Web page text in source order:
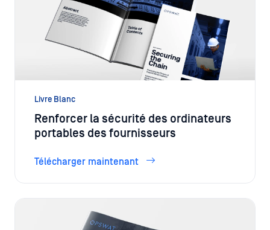
Livre Blanc
Renforcer la sécurité des ordinateurs
portables des fournisseurs
Télécharger maintenant